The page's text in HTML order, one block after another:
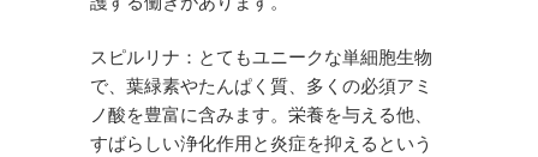
スピルリナ：とてもユニークな単細胞生物
で、葉緑素やたんぱく質、多くの必須アミ
ノ酸を豊富に含みます。栄養を与える他、
すばらしい浄化作用と炎症を抑えるという